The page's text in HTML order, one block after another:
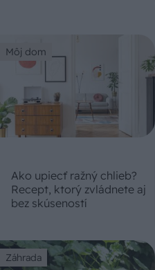
Môj dom
Ako upiecť ražný chlieb?
Recept, ktorý zvládnete aj
bez skúseností
Záhrada